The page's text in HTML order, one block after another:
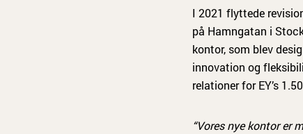
I 2021 flyttede
på Hamngatan i
kontor, som blev
innovation og
relationer for EY’s
“Vores nye kontor er